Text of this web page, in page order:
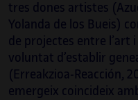
tres dones artistes
Yolanda de los Bueis)
de projectes entre l’art
voluntat d’establir
(Erreakzioa-Reacción,
emergeix coincideix